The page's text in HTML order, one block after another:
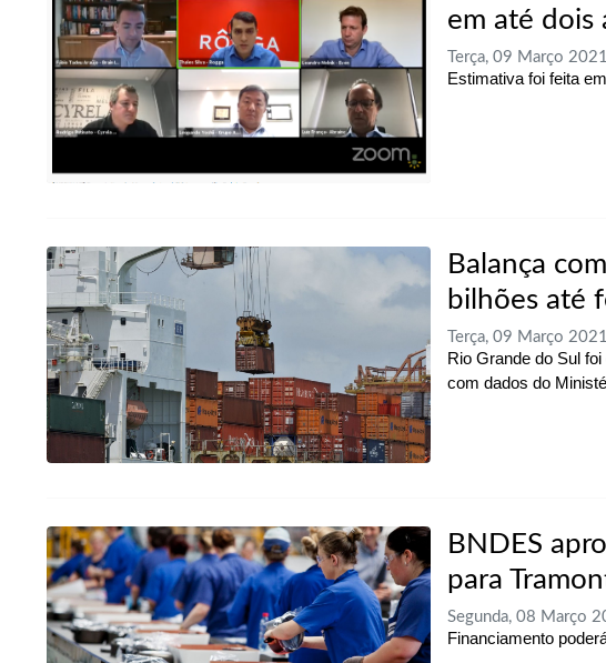
em até dois
Terça, 09 Março 2021
Estimativa foi feita
Balança
bilhões até
Terça, 09 Março 2021
Rio Grande do Sul
com dados do
BNDES
para
Segunda, 08 Março
Financiamento